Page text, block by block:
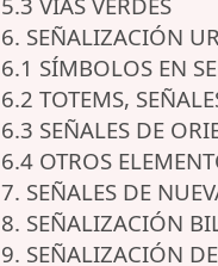
6. SEÑALIZACIÓN
6.1 SÍMBOLOS EN
6.2 TOTEMS,
6.3 SEÑALES DE
6.4 OTROS
7. SEÑALES DE
8. SEÑALIZACIÓN
9. SEÑALIZACIÓN